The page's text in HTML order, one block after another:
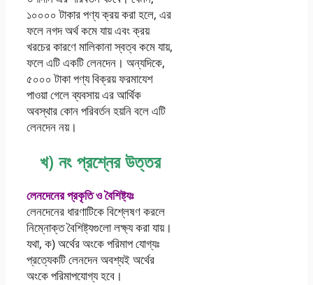
১০০০০ টাকার পণ্য ক্রয় করা হলে, এর
ফলে নগদ অর্থ কমে যায় এবং ক্রয়
খরচের কারণে মালিকানা স্বত্ব কমে যায়,
ফলে এটি একটি লেনদেন। অন্যদিকে,
৫০০০ টাকা পণ্য বিক্রয় ফরমাযেশ
পাওয়া গেলে ব্যবসায় এর আর্থিক
অবস্থার কোন পরিবর্তন হয়নি বলে এটি
লেনদেন নয়।
খ) নং প্রশ্নের উত্তর
লেনদেনের প্রকৃতি ও বৈশিষ্ট্যঃ
লেনদেনের ধারণাটিকে বিশ্লেষণ করলে
নিম্নোক্ত বৈশিষ্ট্যগুলাে লক্ষ্য করা যায়।
যথা, ক) অর্থের অংকে পরিমাপ যােগ্যঃ
প্রতে্যকটি লেনদেন অবশ্যই অর্থের
অংকে পরিমাপযােগ্য হবে।